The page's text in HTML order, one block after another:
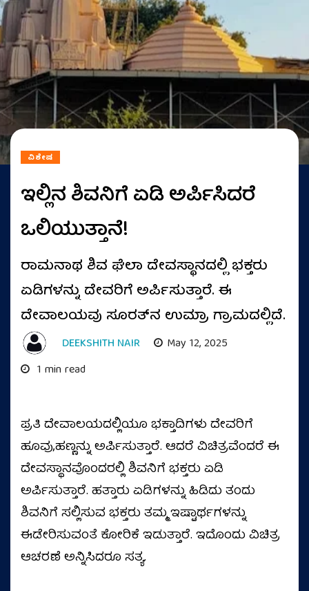
ವಿಶೇಷ
ಇಲ್ಲಿನ ಶಿವನಿಗೆ ಏಡಿ ಅರ್ಪಿಸಿದರೆ
ಒಲಿಯುತ್ತಾನೆ!
ರಾಮನಾಥ ಶಿವ ಘೆಲಾ ದೇವಸ್ಥಾನದಲ್ಲಿ ಭಕ್ತರು
ಏಡಿಗಳನ್ನು ದೇವರಿಗೆ ಅರ್ಪಿಸುತ್ತಾರೆ. ಈ
ದೇವಾಲಯವು ಸೂರತ್‌ನ ಉಮ್ರಾ ಗ್ರಾಮದಲ್ಲಿದೆ.
DEEKSHITH NAIR
May 12, 2025
1 min read
ಪ್ರತಿ ದೇವಾಲಯದಲ್ಲಿಯೂ ಭಕ್ತಾದಿಗಳು ದೇವರಿಗೆ
ಹೂವು,ಹಣ್ಣನ್ನು ಅರ್ಪಿಸುತ್ತಾರೆ. ಆದರೆ ವಿಚಿತ್ರವೆಂದರೆ ಈ
ದೇವಸ್ಥಾನವೊಂದರಲ್ಲಿ ಶಿವನಿಗೆ ಭಕ್ತರು ಏಡಿ
ಅರ್ಪಿಸುತ್ತಾರೆ. ಹತ್ತಾರು ಏಡಿಗಳನ್ನು ಹಿಡಿದು ತಂದು
ಶಿವನಿಗೆ ಸಲ್ಲಿಸುವ ಭಕ್ತರು ತಮ್ಮ ಇಷ್ಟಾರ್ಥಗಳನ್ನು
ಈಡೇರಿಸುವಂತೆ ಕೋರಿಕೆ ಇಡುತ್ತಾರೆ. ಇದೊಂದು ವಿಚಿತ್ರ
ಆಚರಣೆ ಅನ್ನಿಸಿದರೂ ಸತ್ಯ.